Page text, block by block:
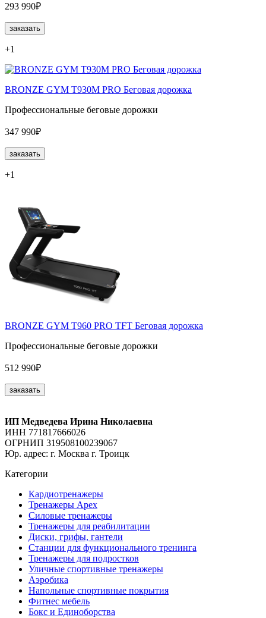
293 990₽
заказать
+1
BRONZE GYM T930M PRO Беговая дорожка
Профессиональные беговые дорожки
347 990₽
заказать
+1
BRONZE GYM T960 PRO TFT Беговая дорожка
Профессиональные беговые дорожки
512 990₽
заказать
ИП Медведева Ирина Николаевна
ИНН 771817666026
ОГРНИП 319508100239067
Юр. адрес: г. Москва г. Троицк
Категории
Кардиотренажеры
Тренажеры Apex
Силовые тренажеры
Тренажеры для реабилитации
Диски, грифы, гантели
Станции для функционального тренинга
Тренажеры для подростков
Уличные спортивные тренажеры
Аэробика
Напольные спортивные покрытия
Фитнес мебель
Бокс и Единоборства